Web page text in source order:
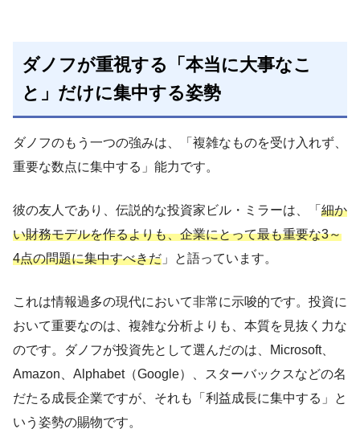
ダノフが重視する「本当に大事なこ
と」だけに集中する姿勢
ダノフのもう一つの強みは、「複雑なものを受け入れず、
重要な数点に集中する」能力です。
彼の友人であり、伝説的な投資家ビル・ミラーは、「 細か
い財務モデルを作るよりも、企業にとって最も重要な3～
4点の問題に集中すべきだ 」と語っています。
これは情報過多の現代において非常に示唆的です。投資に
おいて重要なのは、複雑な分析よりも、本質を見抜く力な
のです。ダノフが投資先として選んだのは、Microsoft、
Amazon、Alphabet（Google）、スターバックスなどの名
だたる成長企業ですが、それも「利益成長に集中する」と
いう姿勢の賜物です。